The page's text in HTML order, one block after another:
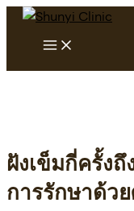
Skip
Main
Menu
ฝังเข็มกี่ครั้ง
การรักษาด้ว